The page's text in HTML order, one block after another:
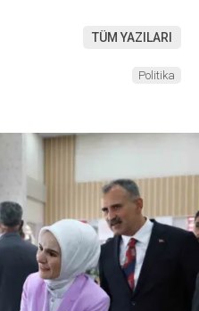
TÜM YAZILARI
Politika